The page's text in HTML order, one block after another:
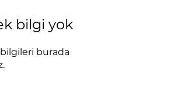
bilgi yok
burada